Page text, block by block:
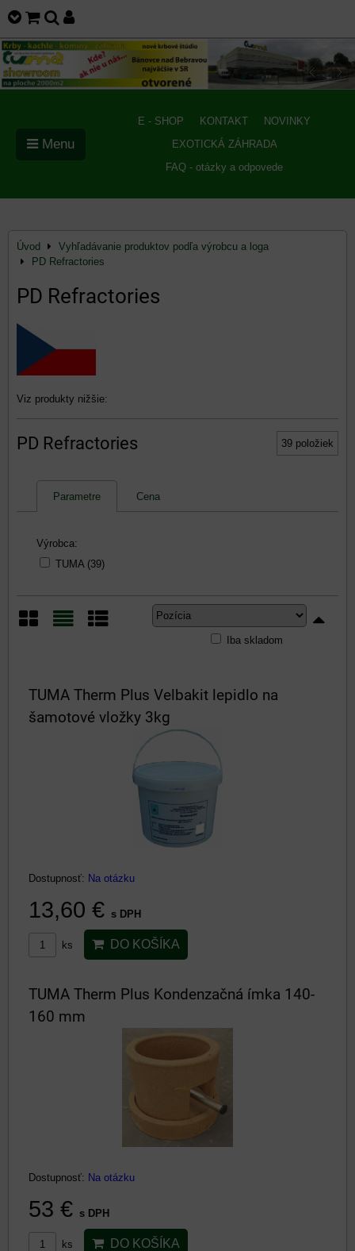
E - SHOP KONTAKT
NOVINKY
EXOTICKÁ ZÁHRADA
FAQ - otázky a odpovede
Menu
Úvod
Vyhľadávanie produktov podľa výrobcu a loga
PD Refractories
PD Refractories
Viz produkty nižšie:
PD Refractories 39 položiek
Parametre Cena
Výrobca:
TUMA (39)
Iba skladom
TUMA Therm Plus Velbakit lepidlo na
šamotové vložky 3kg
Dostupnosť: Na otázku
13,60 € s DPH
ks DO KOŠÍKA
TUMA Therm Plus Kondenzačná ímka 140-
160 mm
Dostupnosť: Na otázku
53 € s DPH
ks DO KOŠÍKA